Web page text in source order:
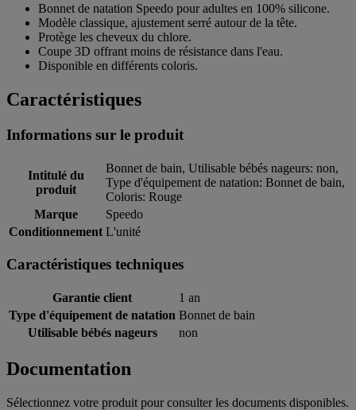
Bonnet de natation Speedo pour adultes en 100% silicone.
Modèle classique, ajustement serré autour de la tête.
Protège les cheveux du chlore.
Coupe 3D offrant moins de résistance dans l'eau.
Disponible en différents coloris.
Caractéristiques
Informations sur le produit
Intitulé du
produit
Bonnet de bain, Utilisable bébés nageurs: non,
Type d'équipement de natation: Bonnet de bain,
Coloris: Rouge
Marque
Speedo
Conditionnement L'unité
Caractéristiques techniques
Garantie client
1 an
Type d'équipement de natation Bonnet de bain
Utilisable bébés nageurs
non
Documentation
Sélectionnez votre produit pour consulter les documents disponibles.